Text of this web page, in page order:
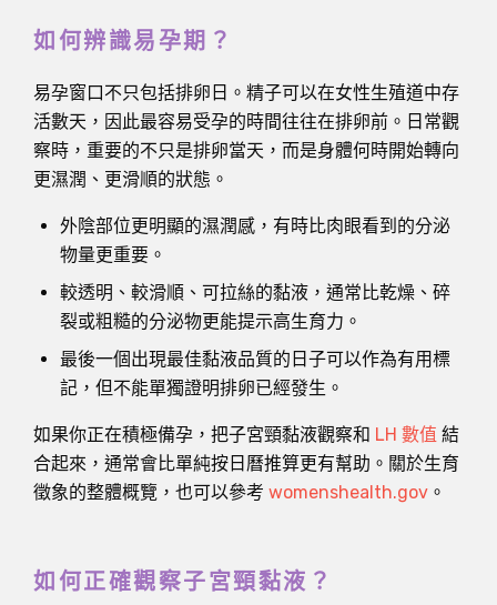
如何辨識易孕期？
易孕窗口不只包括排卵日。精子可以在女性生殖道中存
活數天，因此最容易受孕的時間往往在排卵前。日常觀
察時，重要的不只是排卵當天，而是身體何時開始轉向
更濕潤、更滑順的狀態。
外陰部位更明顯的濕潤感，有時比肉眼看到的分泌
物量更重要。
較透明、較滑順、可拉絲的黏液，通常比乾燥、碎
裂或粗糙的分泌物更能提示高生育力。
最後一個出現最佳黏液品質的日子可以作為有用標
記，但不能單獨證明排卵已經發生。
如果你正在積極備孕，把子宮頸黏液觀察和 LH 數值 結
合起來，通常會比單純按日曆推算更有幫助。關於生育
徵象的整體概覽，也可以參考 womenshealth.gov 。
如何正確觀察子宮頸黏液？